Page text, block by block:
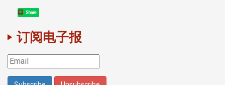
Share
订阅电子报